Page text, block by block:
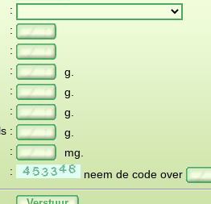
:
:
:
:
g.
:
g.
:
g.
:
g.
:
mg.
: neem de code over